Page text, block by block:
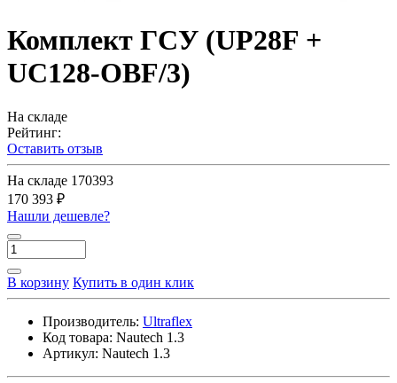
Комплект ГСУ (UP28F +
UC128-OBF/3)
На складе
Рейтинг:
Оставить отзыв
На складе 170393
170 393 ₽
Нашли дешевле?
В корзину Купить в один клик
Производитель: Ultraflex
Код товара: Nautech 1.3
Артикул: Nautech 1.3